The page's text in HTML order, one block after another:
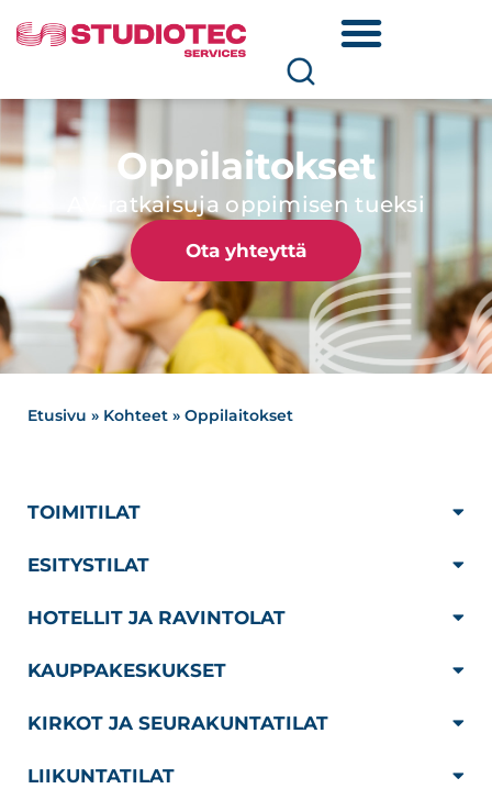
Oppilaitokset
AV-ratkaisuja oppimisen tueksi
Ota yhteyttä
Etusivu » Kohteet » Oppilaitokset
TOIMITILAT
ESITYSTILAT
HOTELLIT JA RAVINTOLAT
KAUPPAKESKUKSET
KIRKOT JA SEURAKUNTATILAT
LIIKUNTATILAT